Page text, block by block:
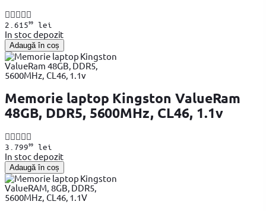
2.61599lei
In stoc depozit
Adaugă în coș
Memorie laptop Kingston ValueRam
48GB, DDR5, 5600MHz, CL46, 1.1v
3.79999lei
In stoc depozit
Adaugă în coș